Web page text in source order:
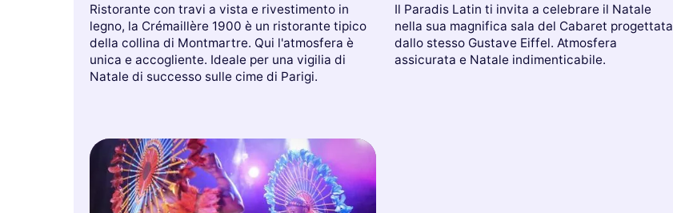
Ristorante con travi a vista e rivestimento in
legno, la Crémaillère 1900 è un ristorante tipico
della collina di Montmartre. Qui l'atmosfera è
unica e accogliente. Ideale per una vigilia di
Natale di successo sulle cime di Parigi.
Il Paradis Latin ti invita a celebrare il Natale
nella sua magnifica sala del Cabaret progettata
dallo stesso Gustave Eiffel. Atmosfera
assicurata e Natale indimenticabile.